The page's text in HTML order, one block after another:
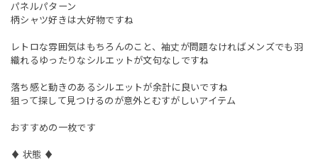
パネルパターン
柄シャツ好きは大好物ですね
レトロな雰囲気はもちろんのこと、袖丈が問題なければメンズでも羽
織れるゆったりなシルエットが文句なしですね
落ち感と動きのあるシルエットが余計に良いですね
狙って探して見つけるのが意外とむすがしいアイテム
おすすめの一枚です
♦︎ 状態 ♦︎